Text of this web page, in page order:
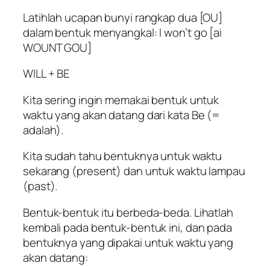
Latihlah ucapan bunyi rangkap dua [OU]
dalam bentuk menyangkal: I won’t go [ai
WOUNT GOU]
WILL + BE
Kita sering ingin memakai bentuk untuk
waktu yang akan datang dari kata Be (=
adalah).
Kita sudah tahu bentuknya untuk waktu
sekarang (present) dan untuk waktu lampau
(past).
Bentuk-bentuk itu berbeda-beda. Lihatlah
kembali pada bentuk-bentuk ini, dan pada
bentuknya yang dipakai untuk waktu yang
akan datang: